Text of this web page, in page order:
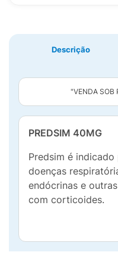
Descrição
"VENDA SOB
PREDSIM 40MG
Predsim é
doenças
endócrinas e
com corticoides.